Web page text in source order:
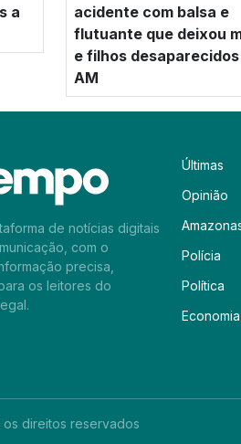
a
acidente com balsa e
flutuante que deixou
e filhos
AM
de notícias digitais
com o
precisa,
os leitores do
Últimas
Opinião
Polícia
Política
Economia
direitos reservados